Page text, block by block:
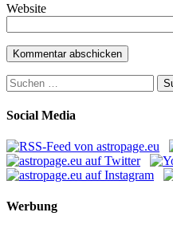
Website
Suchen
nach:
Social Media
Werbung